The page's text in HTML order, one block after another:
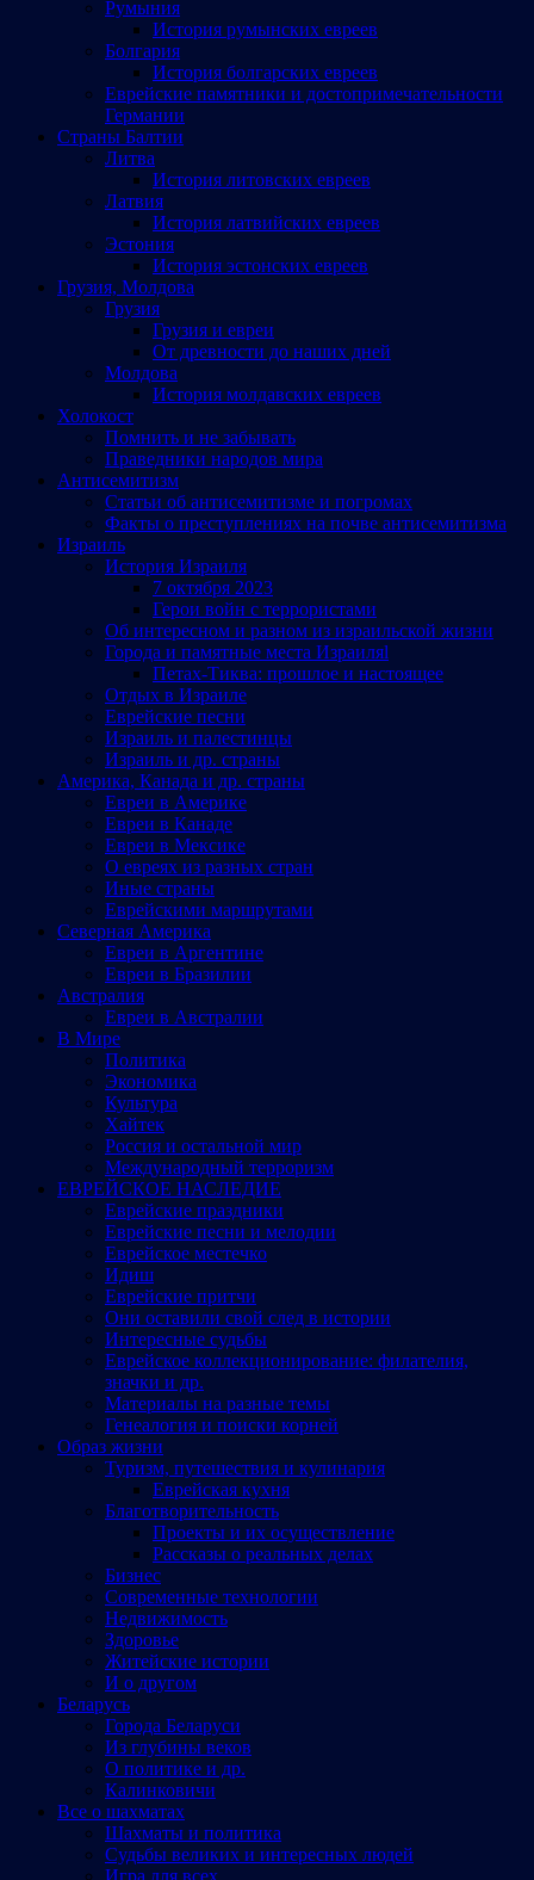
Румыния
История румынских евреев
Болгария
История болгарских евреев
Еврейские памятники и достопримечательности
Германии
Страны Балтии
Литва
История литовских евреев
Латвия
История латвийских евреев
Эстония
История эстонских евреев
Грузия, Молдова
Грузия
Грузия и евреи
От древности до наших дней
Молдова
История молдавских евреев
Холокост
Помнить и не забывать
Праведники народов мира
Антисемитизм
Статьи об антисемитизме и погромах
Факты о преступлениях на почве антисемитизма
Израиль
История Израиля
7 октября 2023
Герои войн с террористами
Об интересном и разном из израильской жизни
Города и памятные места Израиляl
Петах-Тиква: прошлое и настоящее
Отдых в Израиле
Еврейские песни
Израиль и палестинцы
Израиль и др. страны
Америка, Канада и др. страны
Евреи в Америке
Евреи в Канаде
Евреи в Мексике
О евреях из разных стран
Иные страны
Еврейскими маршрутами
Северная Америка
Евреи в Аргентине
Евреи в Бразилии
Австралия
Евреи в Австралии
В Мире
Политика
Экономика
Культура
Хайтек
Россия и остальной мир
Международный терроризм
ЕВРЕЙСКОЕ НАСЛЕДИЕ
Еврейские праздники
Еврейские песни и мелодии
Еврейское местечко
Идиш
Еврейские притчи
Они оставили свой след в истории
Интересные судьбы
Еврейское коллекционирование: филателия,
значки и др.
Материалы на разные темы
Генеалогия и поиски корней
Образ жизни
Туризм, путешествия и кулинария
Еврейская кухня
Благотворительность
Проекты и их осуществление
Рассказы о реальных делах
Бизнес
Современные технологии
Недвижимость
Здоровье
Житейские истории
И о другом
Беларусь
Города Беларуси
Из глубины веков
О политике и др.
Калинковичи
Все о шахматах
Шахматы и политика
Судьбы великих и интересных людей
Игра для всех